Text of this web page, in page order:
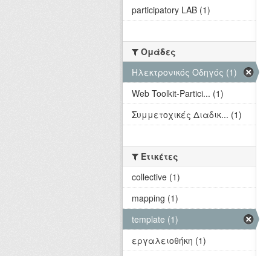
participatory LAB (1)
Ομάδες
Hλεκτρονικός Οδηγός (1)
Web Toolkit-Partici... (1)
Συμμετοχικές Διαδικ... (1)
Ετικέτες
collective (1)
mapping (1)
template (1)
εργαλειοθήκη (1)